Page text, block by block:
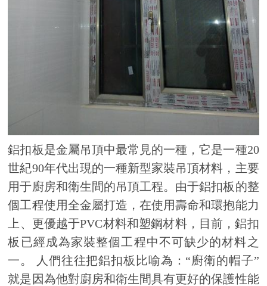
鋁扣板是金屬吊頂中最常見的一種，它是一種20
世紀90年代出現的一種新型家裝吊頂材料，主要
用于廚房和衛生間的吊頂工程。由于鋁扣板的整
個工程使用全金屬打造，在使用壽命和環抱能力
上、更優越于PVC材料和塑鋼材料，目前，鋁扣
板已經成為家裝整個工程中不可缺少的材料之
一。 人們往往把鋁扣板比喻為：“廚衛的帽子”
就是因為他對廚房和衛生間具有更好的保護性能